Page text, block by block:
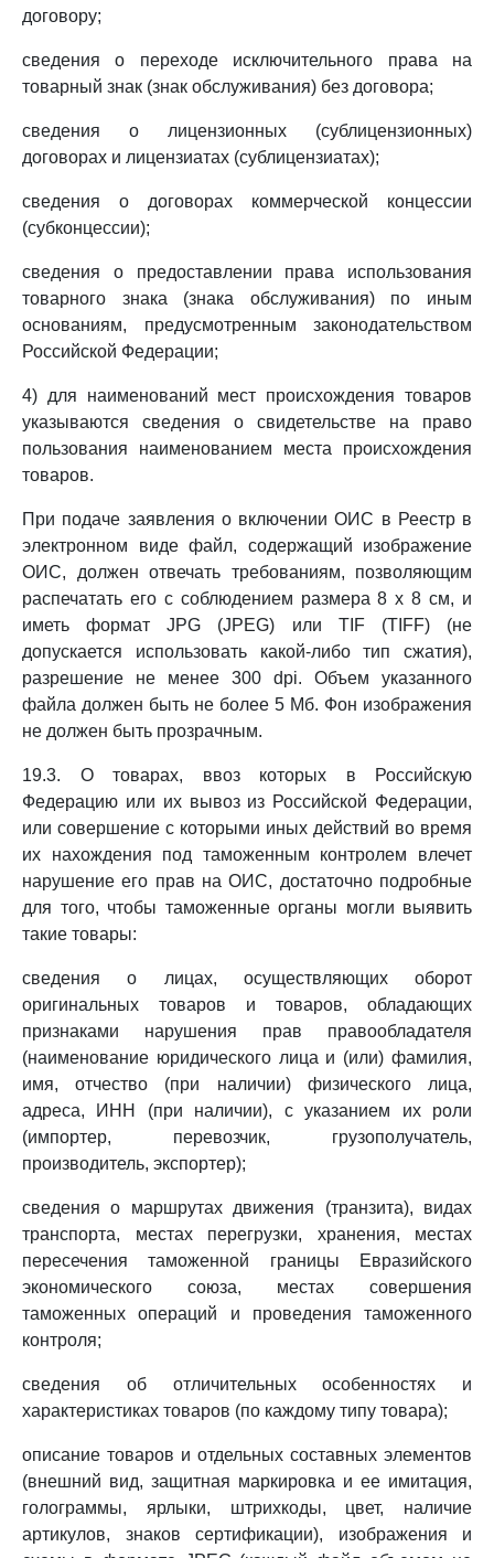
договору;
сведения о переходе исключительного права на
товарный знак (знак обслуживания) без договора;
сведения о лицензионных (сублицензионных)
договорах и лицензиатах (сублицензиатах);
сведения о договорах коммерческой концессии
(субконцессии);
сведения о предоставлении права использования
товарного знака (знака обслуживания) по иным
основаниям, предусмотренным законодательством
Российской Федерации;
4) для наименований мест происхождения товаров
указываются сведения о свидетельстве на право
пользования наименованием места происхождения
товаров.
При подаче заявления о включении ОИС в Реестр в
электронном виде файл, содержащий изображение
ОИС, должен отвечать требованиям, позволяющим
распечатать его с соблюдением размера 8 x 8 см, и
иметь формат JPG (JPEG) или TIF (TIFF) (не
допускается использовать какой-либо тип сжатия),
разрешение не менее 300 dpi. Объем указанного
файла должен быть не более 5 Мб. Фон изображения
не должен быть прозрачным.
19.3. О товарах, ввоз которых в Российскую
Федерацию или их вывоз из Российской Федерации,
или совершение с которыми иных действий во время
их нахождения под таможенным контролем влечет
нарушение его прав на ОИС, достаточно подробные
для того, чтобы таможенные органы могли выявить
такие товары:
сведения о лицах, осуществляющих оборот
оригинальных товаров и товаров, обладающих
признаками нарушения прав правообладателя
(наименование юридического лица и (или) фамилия,
имя, отчество (при наличии) физического лица,
адреса, ИНН (при наличии), с указанием их роли
(импортер, перевозчик, грузополучатель,
производитель, экспортер);
сведения о маршрутах движения (транзита), видах
транспорта, местах перегрузки, хранения, местах
пересечения таможенной границы Евразийского
экономического союза, местах совершения
таможенных операций и проведения таможенного
контроля;
сведения об отличительных особенностях и
характеристиках товаров (по каждому типу товара);
описание товаров и отдельных составных элементов
(внешний вид, защитная маркировка и ее имитация,
голограммы, ярлыки, штрихкоды, цвет, наличие
артикулов, знаков сертификации), изображения и